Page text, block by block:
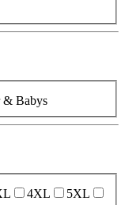
& Babys
4XL
5XL